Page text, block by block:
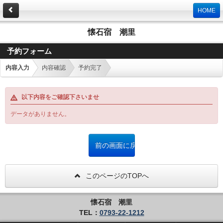
HOME
懐石宿 潮里
予約フォーム
内容入力 内容確認 予約完了
以下内容をご確認下さいませ
データがありません。
このページのTOPへ
懐石宿 潮里
TEL： 0793-22-1212